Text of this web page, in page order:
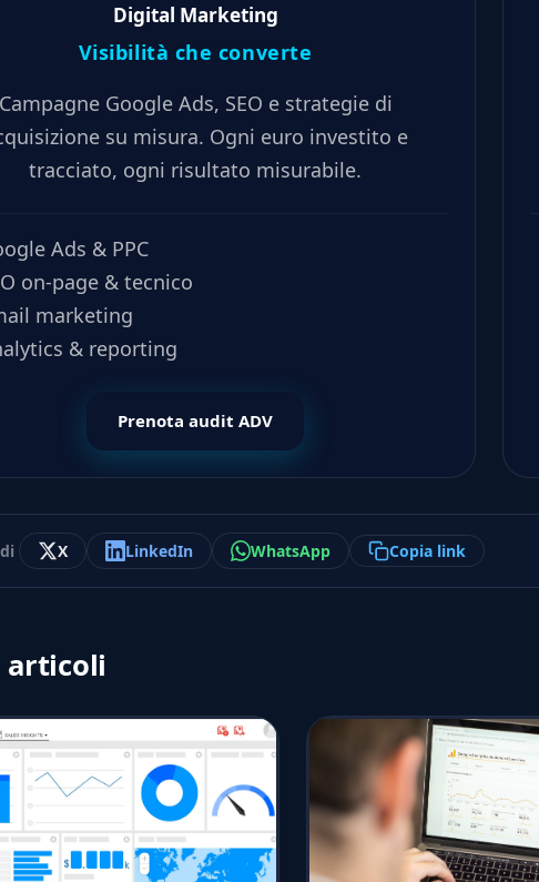
Digital Marketing
Visibilità che converte
Campagne Google Ads, SEO e strategie di
su misura. Ogni euro investito e
tracciato, ogni risultato misurabile.
Ads & PPC
on-page & tecnico
marketing
& reporting
Prenota audit ADV
X LinkedIn WhatsApp Copia link